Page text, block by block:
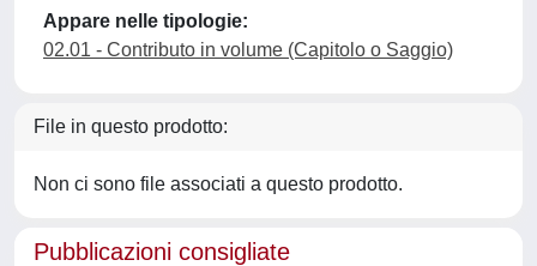
Appare nelle tipologie:
02.01 - Contributo in volume (Capitolo o Saggio)
File in questo prodotto:
Non ci sono file associati a questo prodotto.
Pubblicazioni consigliate